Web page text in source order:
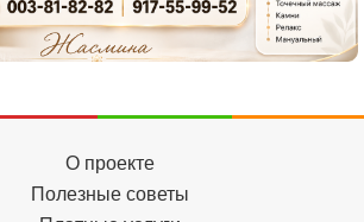
О проекте
Полезные советы